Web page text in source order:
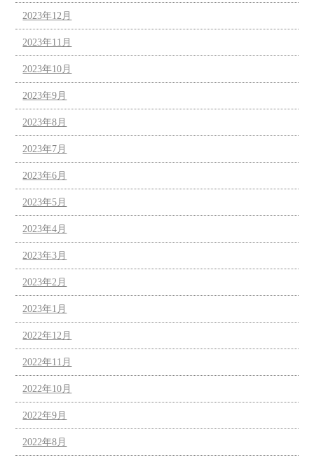
2023年12月
2023年11月
2023年10月
2023年9月
2023年8月
2023年7月
2023年6月
2023年5月
2023年4月
2023年3月
2023年2月
2023年1月
2022年12月
2022年11月
2022年10月
2022年9月
2022年8月